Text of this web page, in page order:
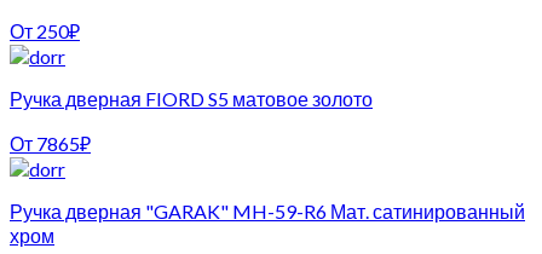
От 250₽
Ручка дверная FIORD S5 матовое золото
От 7865₽
Ручка дверная "GARAK" MH-59-R6 Мат. сатинированный
хром